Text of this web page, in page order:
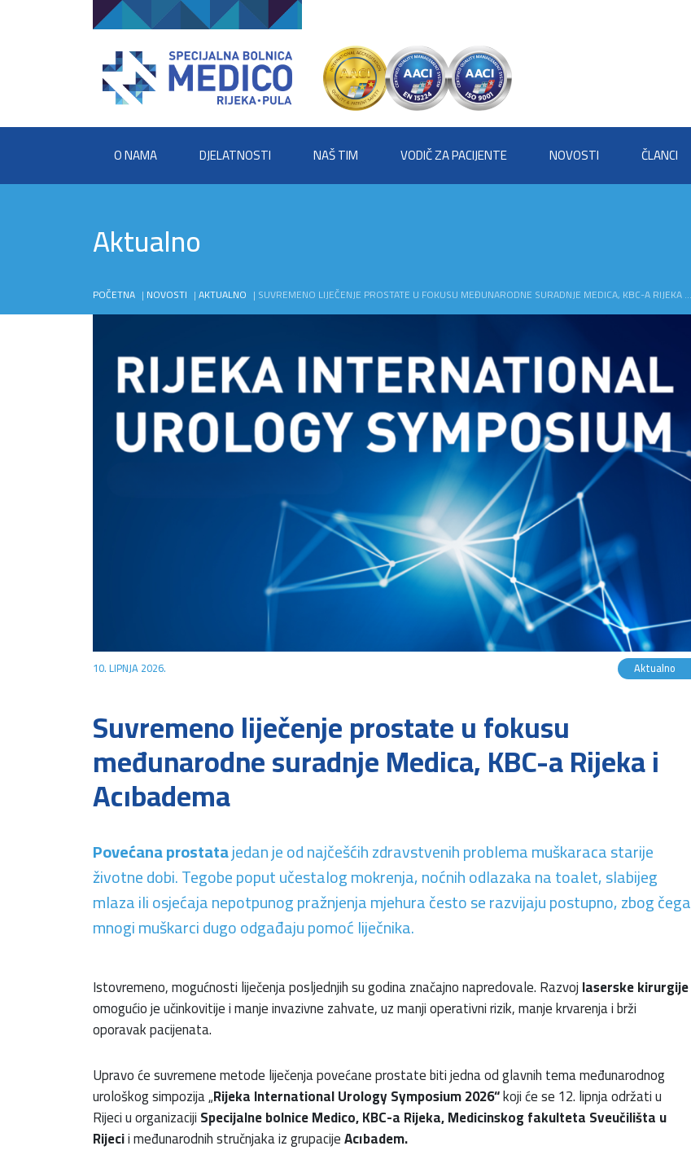
O NAMA DJELATNOSTI NAŠ TIM VODIČ ZA PACIJENTE NOVOSTI ČLANCI
Aktualno
POČETNA | NOVOSTI |AKTUALNO | SUVREMENO LIJEČENJE PROSTATE U FOKUSU MEĐUNARODNE SURADNJE MEDICA, KBC-A RIJEKA I ACIBADEMA
10. LIPNJA 2026. Aktualno
Suvremeno liječenje prostate u fokusu
međunarodne suradnje Medica, KBC-a Rijeka i
Acıbadema
Povećana prostatajedan je od najčešćih zdravstvenih problema muškaraca starije
životne dobi. Tegobe poput učestalog mokrenja, noćnih odlazaka na toalet, slabijeg
mlaza ili osjećaja nepotpunog pražnjenja mjehura često se razvijaju postupno, zbog čega
mnogi muškarci dugo odgađaju pomoć liječnika.
Istovremeno, mogućnosti liječenja posljednjih su godina značajno napredovale. Razvojlaserske kirurgije
omogućio je učinkovitije i manje invazivne zahvate, uz manji operativni rizik, manje krvarenja i brži
oporavak pacijenata.
Upravo će suvremene metode liječenja povećane prostate biti jedna od glavnih tema međunarodnog
urološkog simpozija „Rijeka International Urology Symposium 2026“koji će se 12. lipnja održati u
Rijeci u organizacijiSpecijalne bolnice Medico, KBC-a Rijeka, Medicinskog fakulteta Sveučilišta u
Rijecii međunarodnih stručnjaka iz grupacijeAcıbadem.